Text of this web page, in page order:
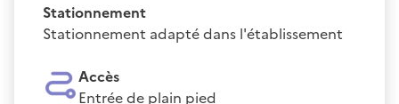
Stationnement
Stationnement adapté dans l'établissement
Accès
Entrée de plain pied